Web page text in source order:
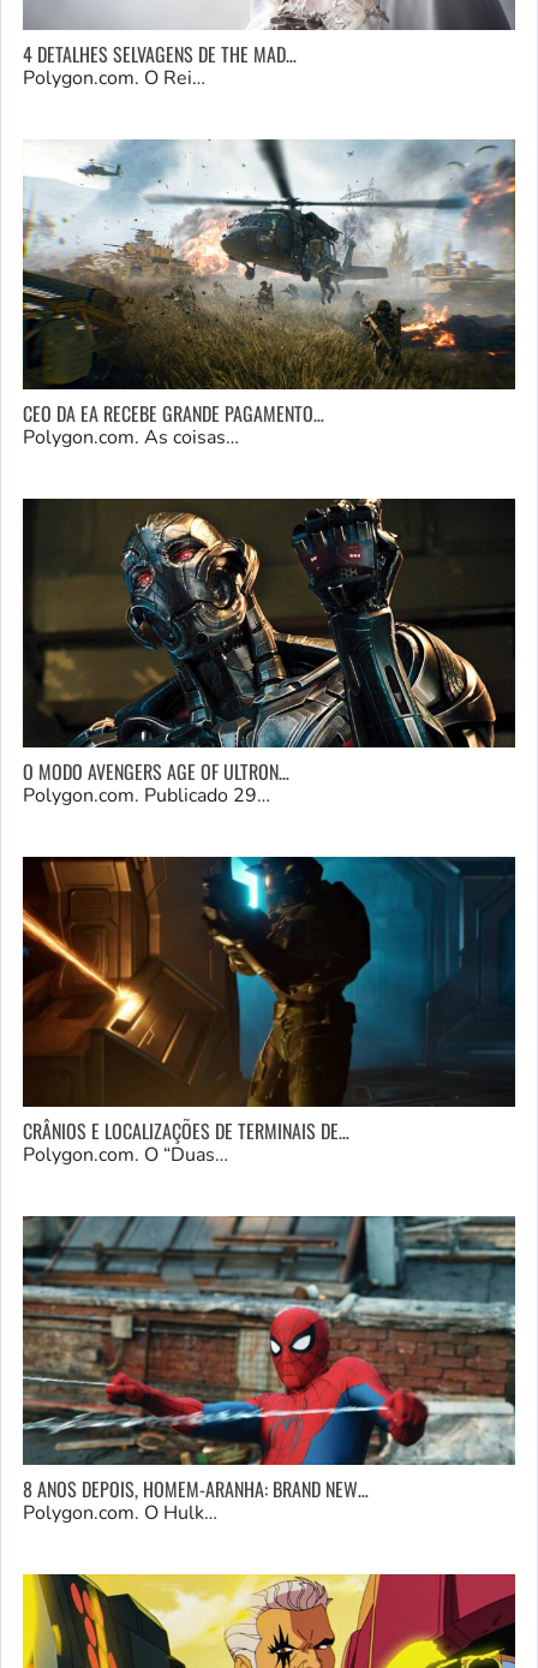
4 DETALHES SELVAGENS DE THE MAD…
Polygon.com. O Rei…
CEO DA EA RECEBE GRANDE PAGAMENTO…
Polygon.com. As coisas…
O MODO AVENGERS AGE OF ULTRON…
Polygon.com. Publicado 29…
CRÂNIOS E LOCALIZAÇÕES DE TERMINAIS DE…
Polygon.com. O “Duas…
8 ANOS DEPOIS, HOMEM-ARANHA: BRAND NEW…
Polygon.com. O Hulk…